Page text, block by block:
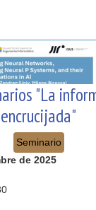
"La
encrucijada"
Seminario
de 2025